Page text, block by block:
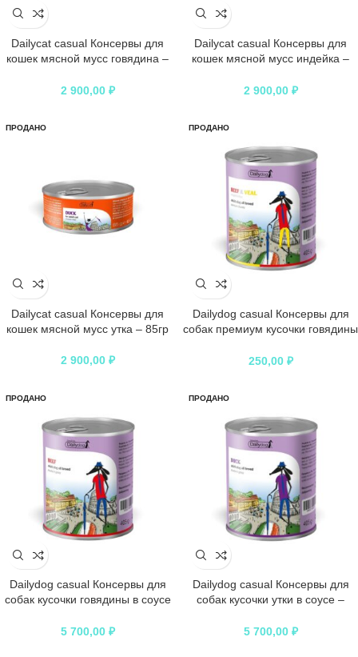
Dailycat casual Консервы для
кошек мясной мусс говядина –
2 900,00 ₽
Dailycat casual Консервы для
кошек мясной мусс индейка –
2 900,00 ₽
ПРОДАНО
Dailycat casual Консервы для
кошек мясной мусс утка – 85гр
2 900,00 ₽
ПРОДАНО
Dailydog casual Консервы для
собак премиум кусочки говядины
250,00 ₽
ПРОДАНО
Dailydog casual Консервы для
собак кусочки говядины в соусе
5 700,00 ₽
ПРОДАНО
Dailydog casual Консервы для
собак кусочки утки в соусе –
5 700,00 ₽